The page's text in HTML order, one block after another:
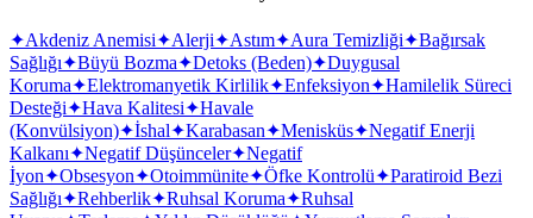
✦Akdeniz Anemisi✦Alerji✦Astım✦Aura Temizliği✦Bağırsak
Sağlığı✦Büyü Bozma✦Detoks (Beden)✦Duygusal
Koruma✦Elektromanyetik Kirlilik✦Enfeksiyon✦Hamilelik Süreci
Desteği✦Hava Kalitesi✦Havale
(Konvülsiyon)✦İshal✦Karabasan✦Menisküs✦Negatif Enerji
Kalkanı✦Negatif Düşünceler✦Negatif
İyon✦Obsesyon✦Otoimmünite✦Öfke Kontrolü✦Paratiroid Bezi
Sağlığı✦Rehberlik✦Ruhsal Koruma✦Ruhsal